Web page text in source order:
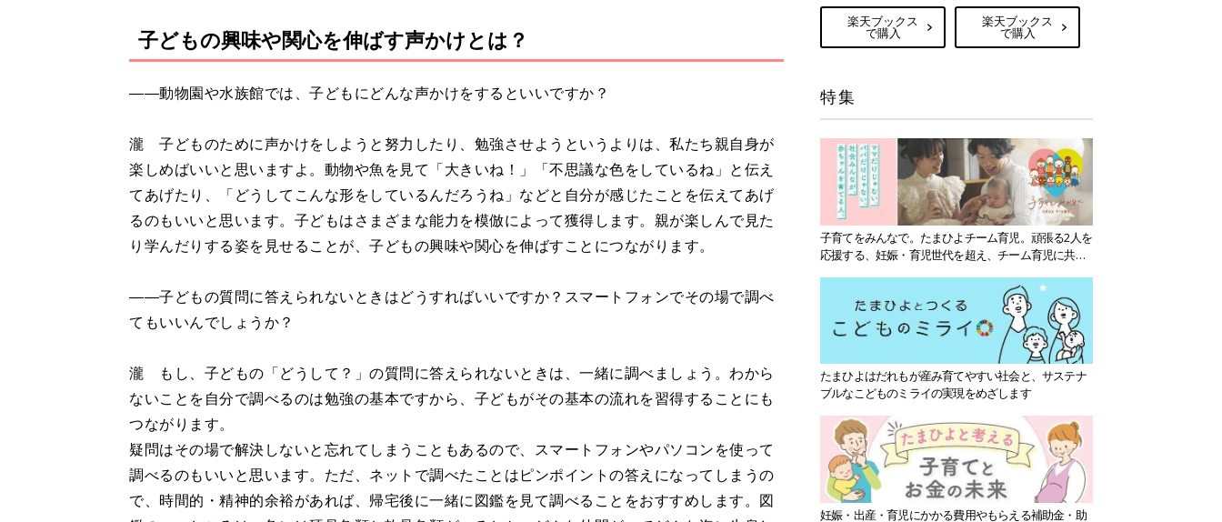
子どもの興味や関心を伸ばす声かけとは？
――動物園や水族館では、子どもにどんな声かけをするといいですか？
瀧 子どものために声かけをしようと努力したり、勉強させようというよりは、私たち親自身が
楽しめばいいと思いますよ。動物や魚を見て「大きいね！」「不思議な色をしているね」と伝え
てあげたり、「どうしてこんな形をしているんだろうね」などと自分が感じたことを伝えてあげ
るのもいいと思います。子どもはさまざまな能力を模倣によって獲得します。親が楽しんで見た
り学んだりする姿を見せることが、子どもの興味や関心を伸ばすことにつながります。
――子どもの質問に答えられないときはどうすればいいですか？スマートフォンでその場で調べ
てもいいんでしょうか？
瀧 もし、子どもの「どうして？」の質問に答えられないときは、一緒に調べましょう。わから
ないことを自分で調べるのは勉強の基本ですから、子どもがその基本の流れを習得することにも
つながります。
疑問はその場で解決しないと忘れてしまうこともあるので、スマートフォンやパソコンを使って
調べるのもいいと思います。ただ、ネットで調べたことはピンポイントの答えになってしまうの
で、時間的・精神的余裕があれば、帰宅後に一緒に図鑑を見て調べることをおすすめします。図
楽天ブックス
で購入
楽天ブックス
で購入
特集
子育てをみんなで。たまひよチーム育児。頑張る2人を
応援する、妊娠・育児世代を超え、チーム育児に共感
たまひよはだれもが産み育てやすい社会と、サステナ
ブルなこどものミライの実現をめざします
妊娠・出産・育児にかかる費用やもらえる補助金・助